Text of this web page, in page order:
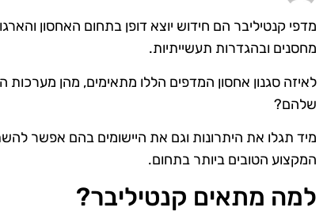
מדפי קנטיליבר הם חידוש יוצא דופן בתחום האחסון
מחסנים ובהגדרות תעשייתיות.
לאיזה סגנון אחסון המדפים הללו מתאימים, מהן מערכות
שלהם?
מיד תגלו את היתרונות וגם את היישומים בהם אפשר
המקצוע הטובים ביותר בתחום.
למה מתאים קנטיליבר?